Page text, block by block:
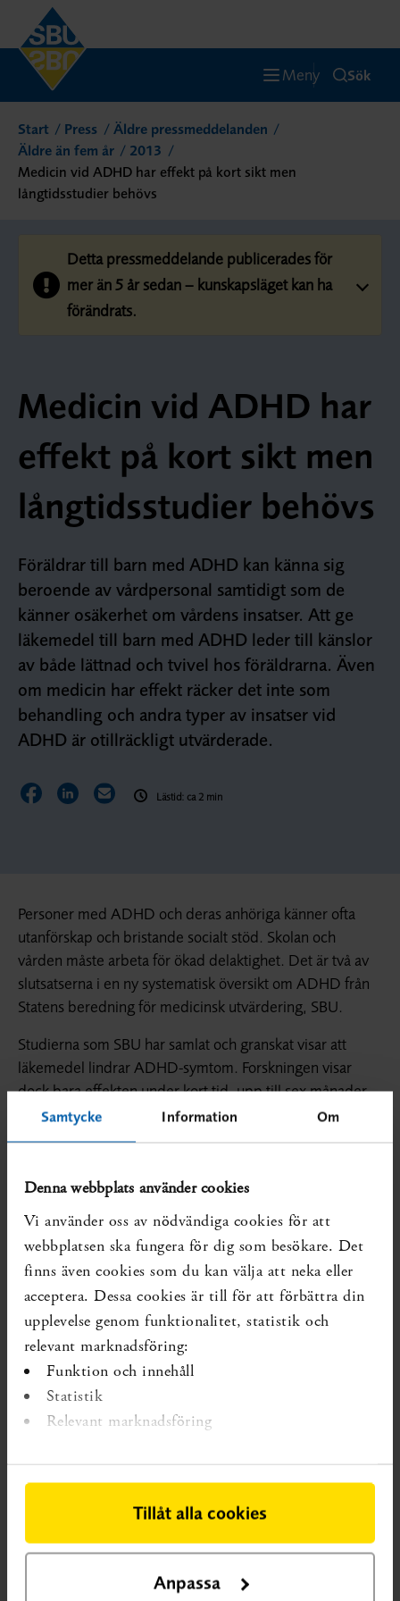
Samtycke Information Om
Denna webbplats använder cookies
Vi använder oss av nödvändiga cookies för att
webbplatsen ska fungera för dig som besökare. Det
finns även cookies som du kan välja att neka eller
acceptera. Dessa cookies är till för att förbättra din
upplevelse genom funktionalitet, statistik och
relevant marknadsföring:
Funktion och innehåll
Statistik
Relevant marknadsföring
Tillåt alla cookies
Anpassa
Meny Sök
Start Press
Äldre pressmeddelanden
Äldre än fem år
2013
Medicin vid ADHD har effekt på kort sikt men
långtidsstudier behövs
Detta pressmeddelande publicerades för
mer än 5 år sedan – kunskapsläget kan ha
förändrats.
Medicin vid ADHD har
effekt på kort sikt men
långtidsstudier behövs
Föräldrar till barn med ADHD kan känna sig
beroende av vårdpersonal samtidigt som de
känner osäkerhet om vårdens insatser. Att ge
läkemedel till barn med ADHD leder till känslor
av både lättnad och tvivel hos föräldrarna. Även
om medicin har effekt räcker det inte som
behandling och andra typer av insatser vid
ADHD är otillräckligt utvärderade.
Dela sidan på Facebook
Dela sidan på LinkedIn
Dela sidan via E-post
Lästid: ca 2 min
Personer med ADHD och deras anhöriga känner ofta
utanförskap och bristande socialt stöd. Skolan och
vården måste arbeta för ökad delaktighet. Det är två av
slutsatserna i en ny systematisk översikt om ADHD från
Statens beredning för medicinsk utvärdering, SBU.
Studierna som SBU har samlat och granskat visar att
läkemedel lindrar ADHD-symtom. Forskningen visar
dock bara effekten under kort tid, upp till sex månader.
För att veta effekten på lång sikt krävs studier som
sträcker sig under en längre period.
behandlingar vid ADHD. Här finns till exempel kognitiv
beteendeterapi, datorbaserade metoder, specialkost av
olika slag och föräldrastödsprogram. SBU har utvärderat
30 olika behandlingsmetoder. Idag har ingen av
metoderna tillräckligt vetenskapligt underlag för att
effekterna ska kunna bedömas.
En viktig slutsats i rapporten är att diagnostik, behandling
och uppföljning av ADHD bör ligga kvar inom den
specialiserade vården. Det behövs eftersom
kunskapsläget är oklart för de diagnostiska instrument
vid läkemedelsbehandling under lång tid.
Bakgrund
betecknas som en funktionsnedsättning som börjar i